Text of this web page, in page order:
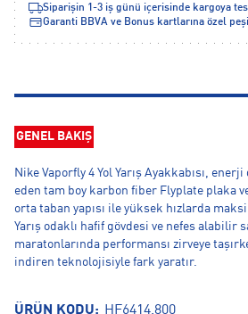
Siparişin 1-3 iş günü içerisinde kargoya
Garanti BBVA ve Bonus kartlarına özel
GENEL BAKIŞ
Nike Vaporfly 4 Yol Yarış Ayakkabısı,
eden tam boy karbon fiber Flyplate plaka
orta taban yapısı ile yüksek hızlarda
Yarış odaklı hafif gövdesi ve nefes alabilir
maratonlarında performansı zirveye
indiren teknolojisiyle fark yaratır.
ÜRÜN KODU: HF6414.800